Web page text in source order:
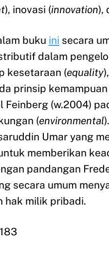
), inovasi (innovation),
buku ini secara
dalam
kesetaraan (equality
prinsip kemampuan
Feinberg (w.2004)
(environmental
Umar yang
memberikan
pandangan
secara umum
hak milik pribadi.